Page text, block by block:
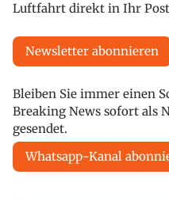
Luftfahrt direkt in Ihr
Newsletter abonnieren
Bleiben Sie immer einen
Breaking News sofort als
gesendet.
Whatsapp-Kanal